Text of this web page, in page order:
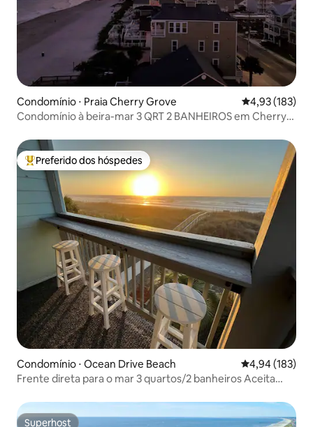
Condomínio ⋅ Praia Cherry Grove 4,93 de uma
4,93 (183)
Condomínio à beira-mar 3 QRT 2 BANHEIROS em Cherry
Entre os melhores preferidos dos hóspedes
Preferido dos hóspedes
Condomínio ⋅ Ocean Drive Beach 4,94 de uma
4,94 (183)
Frente direta para o mar 3 quartos/2 banheiros Aceita
Superhost